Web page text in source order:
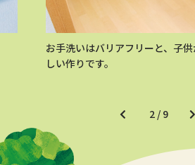
お手洗いはバリアフリーと、子
しい作りです。
2 / 9